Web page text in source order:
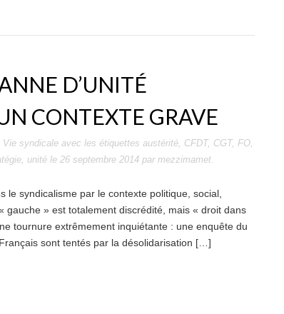
D’UNITÉ
CONTEXTE GRAVE
Vie syndicale avec les étiquettes austérité, CFDT, CGT, FO,
, unité le 26 septembre 2014 par mezzimamet.
le syndicalisme par le contexte politique, social,
gauche » est totalement discrédité, mais « droit dans
tournure extrêmement inquiétante : une enquête du
sont tentés par la désolidarisation […]